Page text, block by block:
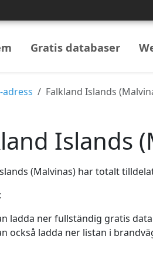
Gratis databaser
adress Falkland Islands
Islands
(Malvinas) har totalt
ladda ner fullständig gratis
också ladda ner listan i